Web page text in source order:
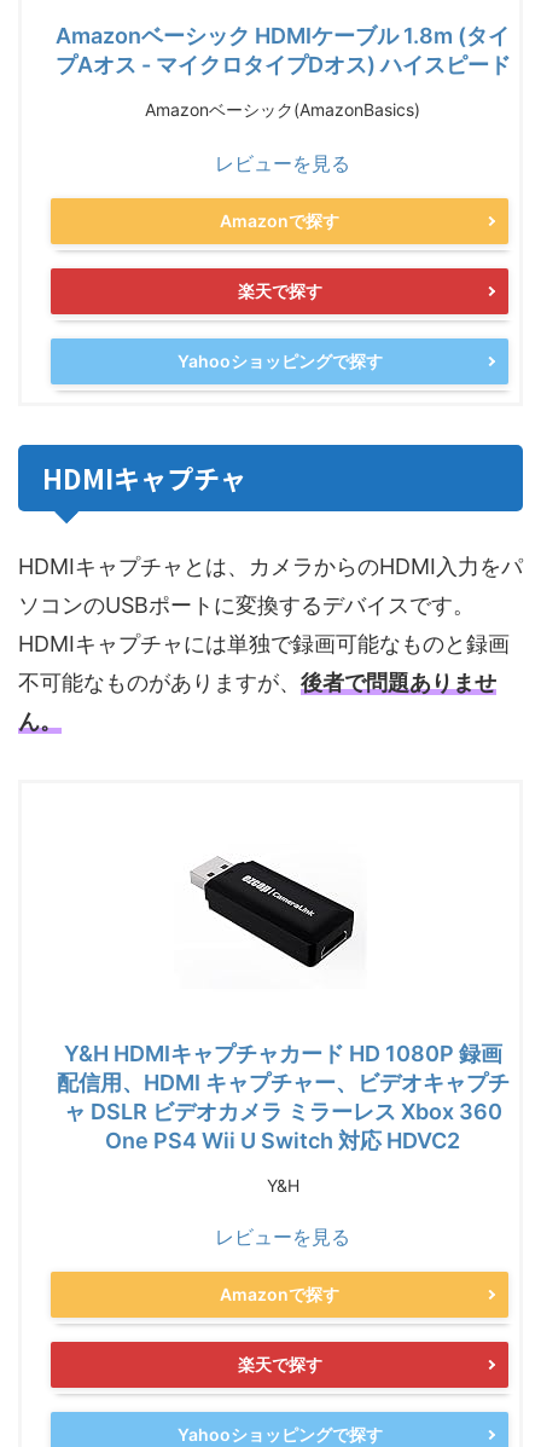
Amazonベーシック HDMIケーブル 1.8m (タイ
プAオス - マイクロタイプDオス) ハイスピード
Amazonベーシック(AmazonBasics)
レビューを見る
Amazonで探す
楽天で探す
Yahooショッピングで探す
HDMIキャプチャ
HDMIキャプチャとは、カメラからのHDMI入力をパ
ソコンのUSBポートに変換するデバイスです。
HDMIキャプチャには単独で録画可能なものと録画
不可能なものがありますが、 後者で問題ありませ
ん。
Y&H HDMIキャプチャカード HD 1080P 録画
配信用、HDMI キャプチャー、ビデオキャプチ
ャ DSLR ビデオカメラ ミラーレス Xbox 360
One PS4 Wii U Switch 対応 HDVC2
Y&H
レビューを見る
Amazonで探す
楽天で探す
Yahooショッピングで探す